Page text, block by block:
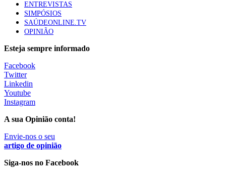
Trodelvy aprovado para primeira linha no cancro da
mama triplo negativo metastático em doentes não
elegíveis para inibidores PD-(L)1
61 visualizações
MAIS NOTÍCIAS
Quase 11.900 jovens recorreram aos cheques psicólogo e
nutricionista no primeiro mês
7 Ago, 2026|0 Comments
ULS de Coimbra estreia cirurgia endoscópica do ouvido com
apoio robótico em Portugal
ENTREVISTAS
SIMPÓSIOS
SAÚDEONLINE.TV
OPINIÃO
Esteja sempre informado
Facebook
Twitter
Linkedin
Youtube
Instagram
A sua Opinião conta!
Envie-nos o seu
artigo de opinião
Siga-nos no Facebook